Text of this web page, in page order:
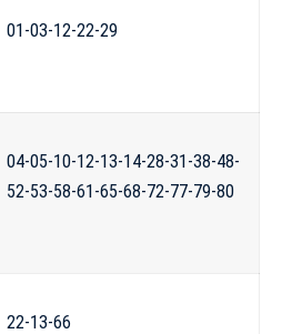
01-03-12-22-29
04-05-10-12-13-14-28-31-38-48-
52-53-58-61-65-68-72-77-79-80
22-13-66